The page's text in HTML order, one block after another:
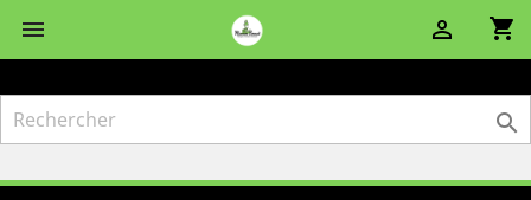
 shopping_cart

